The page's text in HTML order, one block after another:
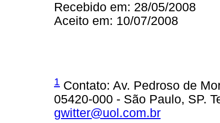
Recebido em: 28/05/2008
Aceito em: 10/07/2008
1 Contato: Av. Pedroso de
05420-000 - São Paulo, SP.
gwitter@uol.com.br